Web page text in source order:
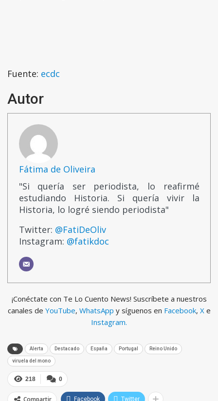
Fuente: ecdc
Autor
Fátima de Oliveira
"Si quería ser periodista, lo reafirmé
estudiando Historia. Si quería vivir la
Historia, lo logré siendo periodista"
Twitter: @FatiDeOliv
Instagram: @fatikdoc
¡Conéctate con Te Lo Cuento News! Suscríbete a nuestros
canales de YouTube, WhatsApp y síguenos en Facebook, X e
Instagram.
Alerta Destacado España Portugal Reino Unido
viruela del mono
0
218
Compartir Facebook Twitter